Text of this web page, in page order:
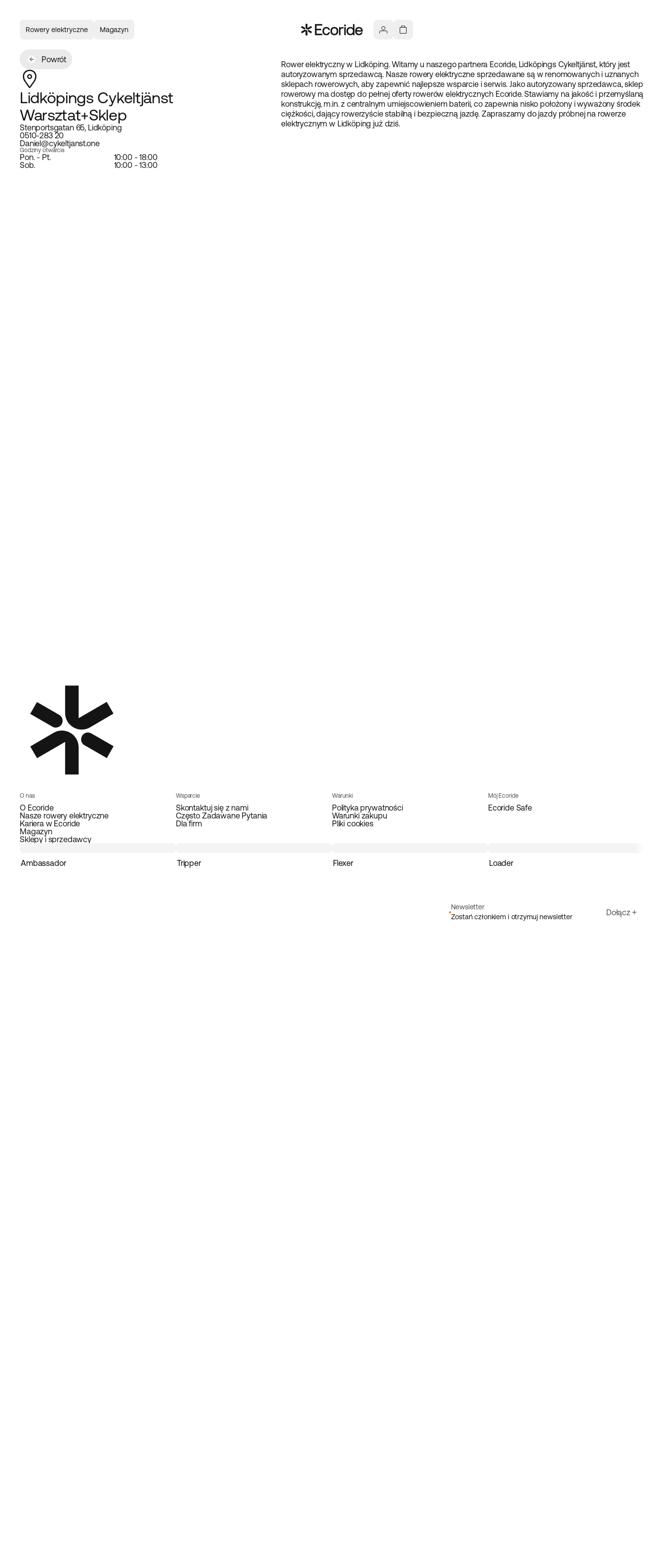
Rowery elektryczne Magazyn
Powrót
Lidköpings Cykeltjänst
Warsztat+Sklep
Stenportsgatan 65, Lidköping
0510-283 20
Daniel@cykeltjanst.one
Godziny otwarcia
Pon. - Pt.
10:00 - 18:00
Sob.
10:00 - 13:00
Rower elektryczny w Lidköping. Witamy u naszego partnera Ecoride, Lidköpings Cykeltjänst, który jest
autoryzowanym sprzedawcą. Nasze rowery elektryczne sprzedawane są w renomowanych i uznanych
sklepach rowerowych, aby zapewnić najlepsze wsparcie i serwis. Jako autoryzowany sprzedawca, sklep
rowerowy ma dostęp do pełnej oferty rowerów elektrycznych Ecoride. Stawiamy na jakość i przemyślaną
konstrukcję, m.in. z centralnym umiejscowieniem baterii, co zapewnia nisko położony i wyważony środek
ciężkości, dający rowerzyście stabilną i bezpieczną jazdę. Zapraszamy do jazdy próbnej na rowerze
elektrycznym w Lidköping już dziś.
O nas
O Ecoride
Nasze rowery elektryczne
Kariera w Ecoride
Magazyn
Sklepy i sprzedawcy
Wsparcie
Skontaktuj się z nami
Często Zadawane Pytania
Dla firm
Warunki
Polityka prywatności
Warunki zakupu
Pliki cookies
Mój Ecoride
Ecoride Safe
Ambassador Tripper Flexer Loader
Newsletter
Zostań członkiem i otrzymuj newsletter
Dołącz